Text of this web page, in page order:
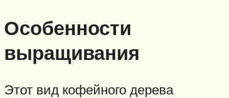
Особенности
выращивания
Этот вид кофейного дерева